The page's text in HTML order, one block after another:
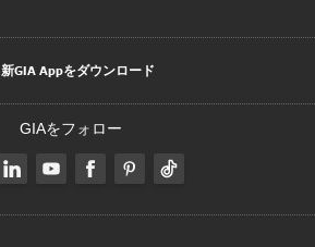
新GIA Appをダウンロード
GIAをフォロー